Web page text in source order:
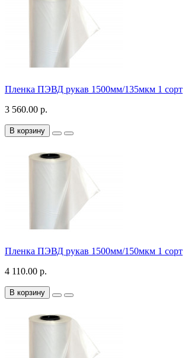
Пленка ПЭВД рукав 1500мм/135мкм 1 сорт
3 560.00 р.
В корзину
Пленка ПЭВД рукав 1500мм/150мкм 1 сорт
4 110.00 р.
В корзину